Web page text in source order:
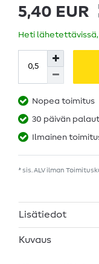
5,40 EUR
Heti
Nopea toimitus
30 päivän
Ilmainen
* sis. ALV ilman
Lisätiedot
Kuvaus